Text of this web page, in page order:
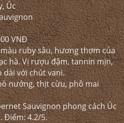
Úc
VNĐ
ruby sâu, hương thơm của
hà. Vị rượu đậm, tannin mịn,
dài với chút vani.
nướng, thịt cừu, phô mai
Sauvignon phong cách Úc
Điểm: 4.2/5.